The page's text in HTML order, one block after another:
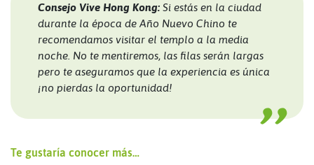
Consejo Vive Hong Kong: Si estás en la ciudad
durante la época de Año Nuevo Chino te
recomendamos visitar el templo a la media
noche. No te mentiremos, las filas serán largas
pero te aseguramos que la experiencia es única
¡no pierdas la oportunidad!
Te gustaría conocer más…